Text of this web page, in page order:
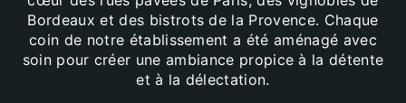
Bordeaux et des bistrots de la Provence. Chaque
coin de notre établissement a été aménagé avec
soin pour créer une ambiance propice à la détente
et à la délectation.